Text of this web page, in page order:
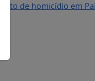
de homicídio em